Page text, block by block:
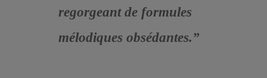
regorgeant de formules
mélodiques obsédantes.”